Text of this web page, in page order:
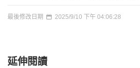
最後修改日期 2025/9/10 下午 04:06:28
延伸閱讀